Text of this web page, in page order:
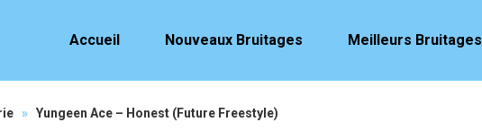
Accueil Nouveaux Bruitages Meilleurs Bruitages
» Yungeen Ace – Honest (Future Freestyle)